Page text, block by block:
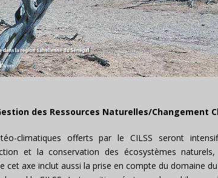
des Ressources Naturelles/Changement
climatiques offerts par le CILSS seront
et la conservation des écosystèmes
cet axe inclut aussi la prise en compte du domaine